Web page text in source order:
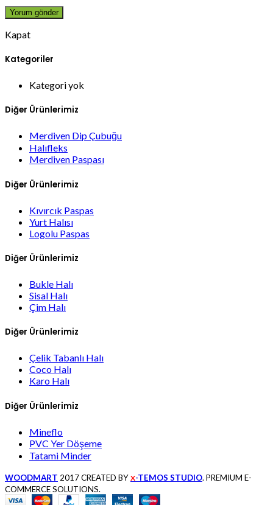
Kapat
Kategoriler
Kategori yok
Diğer Ürünlerimiz
Merdiven Dip Çubuğu
Halıfleks
Merdiven Paspası
Diğer Ürünlerimiz
Kıvırcık Paspas
Yurt Halısı
Logolu Paspas
Diğer Ürünlerimiz
Bukle Halı
Sisal Halı
Çim Halı
Diğer Ürünlerimiz
Çelik Tabanlı Halı
Coco Halı
Karo Halı
Diğer Ürünlerimiz
Mineflo
PVC Yer Döşeme
Tatami Minder
WOODMART 2017 CREATED BY X-TEMOS STUDIO. PREMIUM E-
COMMERCE SOLUTIONS.